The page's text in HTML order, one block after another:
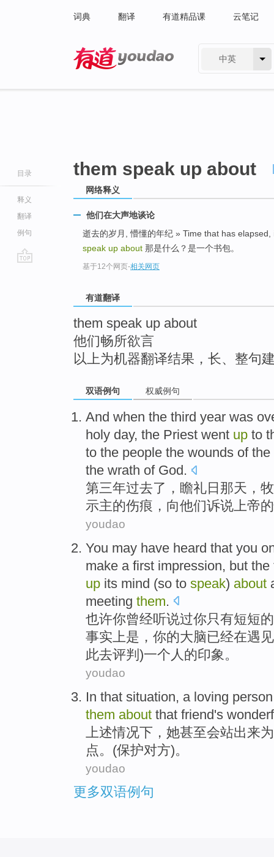
词典 翻译 有道精品课 云笔记
中英
目录
释义
翻译
例句
them speak up about
网络释义
他们在大声地谈论
逝去的岁月, 懵懂的年纪 » Time that has
speak up about 那是什么？是一个书包。
基于12个网页-相关网页
有道翻译
them speak up about
他们畅所欲言
以上为机器翻译结果，长、整句
双语例句 权威例句
And when the third year was
holy day, the Priest went up to
to the people the wounds ofthe
the wrath of God.
第三年过去了 ，瞻礼日那天 ，
示主的伤痕 ，向他们诉说上帝的
youdao
You may have heard that you
make a first impression, but the
up its mind (so to speak) about
meeting them.
也许你曾经听说过你只有短短的
事实上是 ， 你的大脑已经在遇
此去评判)一个 人 的印象。
youdao
In that situation, a loving
them about that friend's
上述情况下，她甚至会站出来
点。(保护对方)。
youdao
更多双语例句